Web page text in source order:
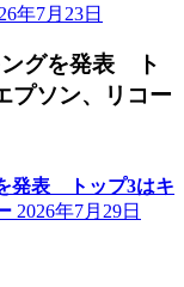
年7月23日
ングを発表 ト
プソン、リコー
発表 トップ3はキ
2026年7月29日